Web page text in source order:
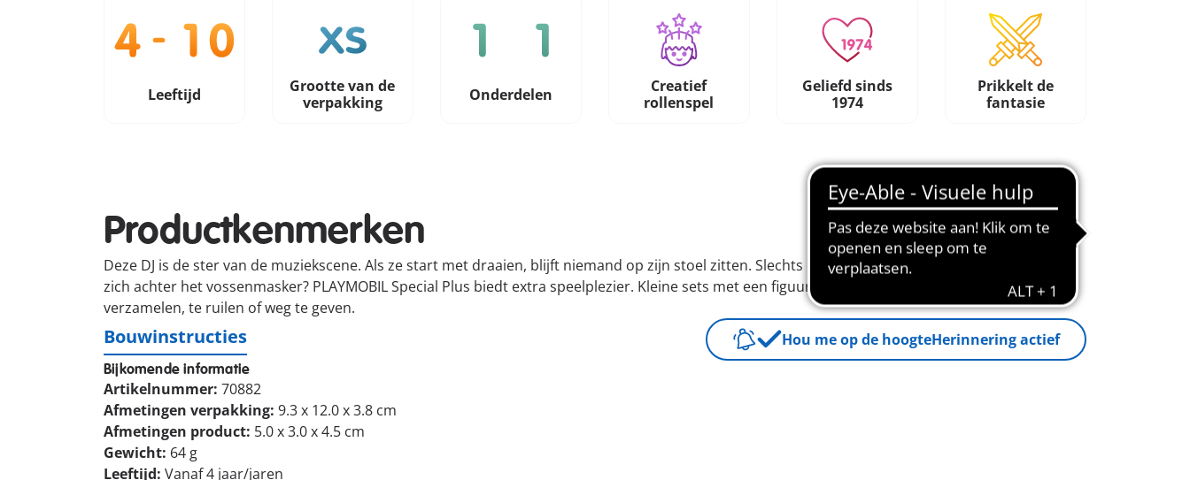
Leeftijd
Grootte van de
verpakking
Onderdelen
Creatief
rollenspel
Geliefd sinds
1974
Prikkelt de
fantasie
Productkenmerken
Deze DJ is de ster van de muziekscene. Als ze start met draaien, blijft niemand op zijn stoel zitten. Slechts één ding blijft een mysterie: wie verbergt
zich achter het vossenmasker? PLAYMOBIL Special Plus biedt extra speelplezier. Kleine sets met een figuur en accessoires zijn ideaal om te
verzamelen, te ruilen of weg te geven.
Hou me op de hoogteHerinnering actief
Bouwinstructies
Bijkomende informatie
Artikelnummer: 70882
Afmetingen verpakking: 9.3 x 12.0 x 3.8 cm
Afmetingen product: 5.0 x 3.0 x 4.5 cm
Gewicht: 64 g
Leeftijd: Vanaf 4 jaar/jaren